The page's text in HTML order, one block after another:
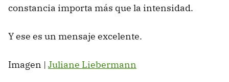
constancia importa más que la intensidad.
Y ese es un mensaje excelente.
Imagen | Juliane Liebermann